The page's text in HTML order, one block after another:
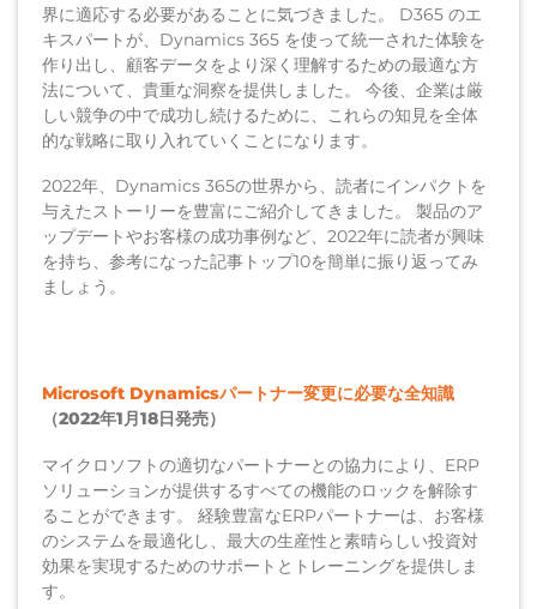
界に適応する必要があることに気づきました。 D365 のエ
キスパートが、Dynamics 365 を使って統一された体験を
作り出し、顧客データをより深く理解するための最適な方
法について、貴重な洞察を提供しました。 今後、企業は厳
しい競争の中で成功し続けるために、これらの知見を全体
的な戦略に取り入れていくことになります。
2022年、Dynamics 365の世界から、読者にインパクトを
与えたストーリーを豊富にご紹介してきました。 製品のア
ップデートやお客様の成功事例など、2022年に読者が興味
を持ち、参考になった記事トップ10を簡単に振り返ってみ
ましょう。
Microsoft Dynamicsパートナー変更に必要な全知識
（2022年1月18日発売）
マイクロソフトの適切なパートナーとの協力により、ERP
ソリューションが提供するすべての機能のロックを解除す
ることができます。 経験豊富なERPパートナーは、お客様
のシステムを最適化し、最大の生産性と素晴らしい投資対
効果を実現するためのサポートとトレーニングを提供しま
す。